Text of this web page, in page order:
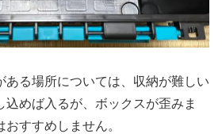
ある場所については、収納が難しい
込めば入るが、ボックスが歪みま
すすめしません。